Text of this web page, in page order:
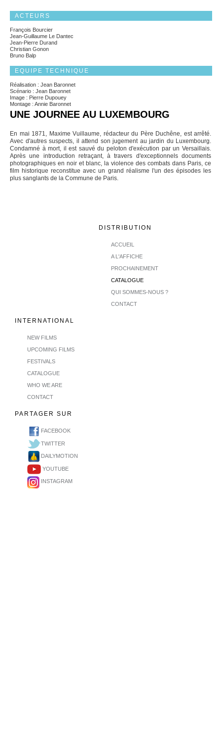
ACTEURS
François Bourcier
Jean-Guillaume Le Dantec
Jean-Pierre Durand
Christian Gonon
Bruno Balp
EQUIPE TECHNIQUE
Réalisation : Jean Baronnet
Scénario : Jean Baronnet
Image : Pierre Dupouey
Montage : Annie Baronnet
UNE JOURNEE AU LUXEMBOURG
En mai 1871, Maxime Vuillaume, rédacteur du Père Duchêne, est arrêté.
Avec d'autres suspects, il attend son jugement au jardin du Luxembourg.
Condamné à mort, il est sauvé du peloton d'exécution par un Versaillais.
Après une introduction retraçant, à travers d'exceptionnels documents
photographiques en noir et blanc, la violence des combats dans Paris, ce
film historique reconstitue avec un grand réalisme l'un des épisodes les
plus sanglants de la Commune de Paris.
DISTRIBUTION
ACCUEIL
A L'AFFICHE
PROCHAINEMENT
CATALOGUE
QUI SOMMES-NOUS ?
CONTACT
INTERNATIONAL
NEW FILMS
UPCOMING FILMS
FESTIVALS
CATALOGUE
WHO WE ARE
CONTACT
PARTAGER SUR
FACEBOOK
TWITTER
DAILYMOTION
YOUTUBE
INSTAGRAM